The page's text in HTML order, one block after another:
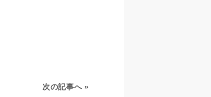
次の記事へ»